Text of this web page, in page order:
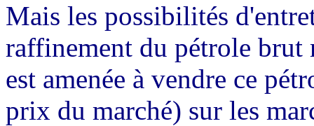
Mais les possibilités
raffinement du pétrole brut
est amenée à vendre ce
prix du marché) sur les